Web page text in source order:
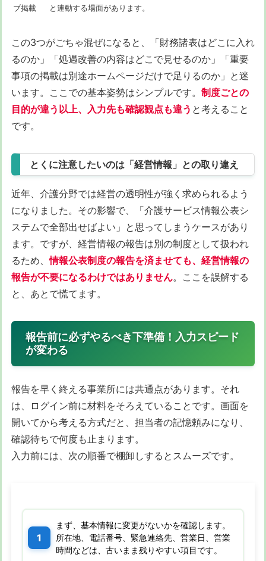
ブ掲載
と連動する場面があります。
この3つがごちゃ混ぜになると、「財務諸表はどこに入れ
るのか」「処遇改善の内容はどこで見せるのか」「重要
事項の掲載は別途ホームページだけで足りるのか」と迷
います。ここでの基本姿勢はシンプルです。 制度ごとの
目的が違う以上、入力先も確認観点も違う と考えること
です。
とくに注意したいのは「経営情報」との取り違え
近年、介護分野では経営の透明性が強く求められるよう
になりました。その影響で、「介護サービス情報公表シ
ステムで全部出せばよい」と思ってしまうケースがあり
ます。ですが、経営情報の報告は別の制度として扱われ
るため、情報公表制度の報告を済ませても、経営情報の
報告が不要になるわけではありません。ここを誤解する
と、あとで慌てます。
報告前に必ずやるべき下準備！入力スピード
が変わる
報告を早く終える事業所には共通点があります。それ
は、ログイン前に材料をそろえていることです。画面を
開いてから考える方式だと、担当者の記憶頼みになり、
確認待ちで何度も止まります。
入力前には、次の順番で棚卸しするとスムーズです。
まず、基本情報に変更がないかを確認します。
所在地、電話番号、緊急連絡先、営業日、営業
時間などは、古いまま残りやすい項目です。